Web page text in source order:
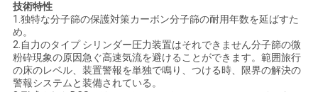
事
件
技術特性
1.独特な分子篩の保護対策カーボン分子篩の耐用年数を延ばすた
め。
2.自力のタイプ シリンダー圧力装置はそれできません分子篩の微
粉砕現象の原因急ぐ高速気流を避けることができます。範囲旅行
の床のレベル、装置警報を単独で鳴り、つける時、限界の解決の
警報システムと装備されている。